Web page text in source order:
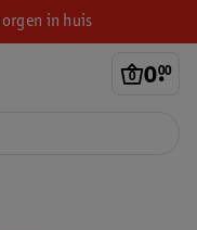
in huis
0.
00